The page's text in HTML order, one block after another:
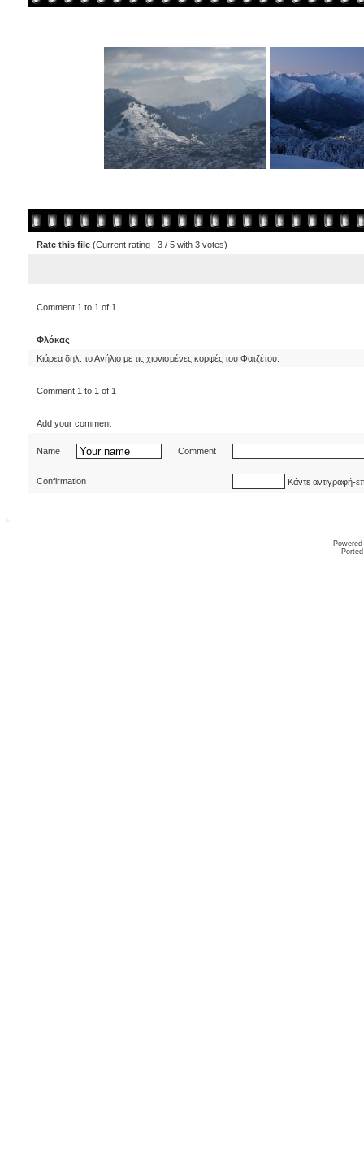
Rate this file (Current rating : 3 / 5 with 3 votes)
Comment 1 to 1 of 1
Φλόκας
Κιάρεα δηλ. το Ανήλιο με τις χιονισμένες κορφές του Φατζέτου.
Comment 1 to 1 of 1
Add your comment
Name Comment
Confirmation Κάντε αντιγραφή-